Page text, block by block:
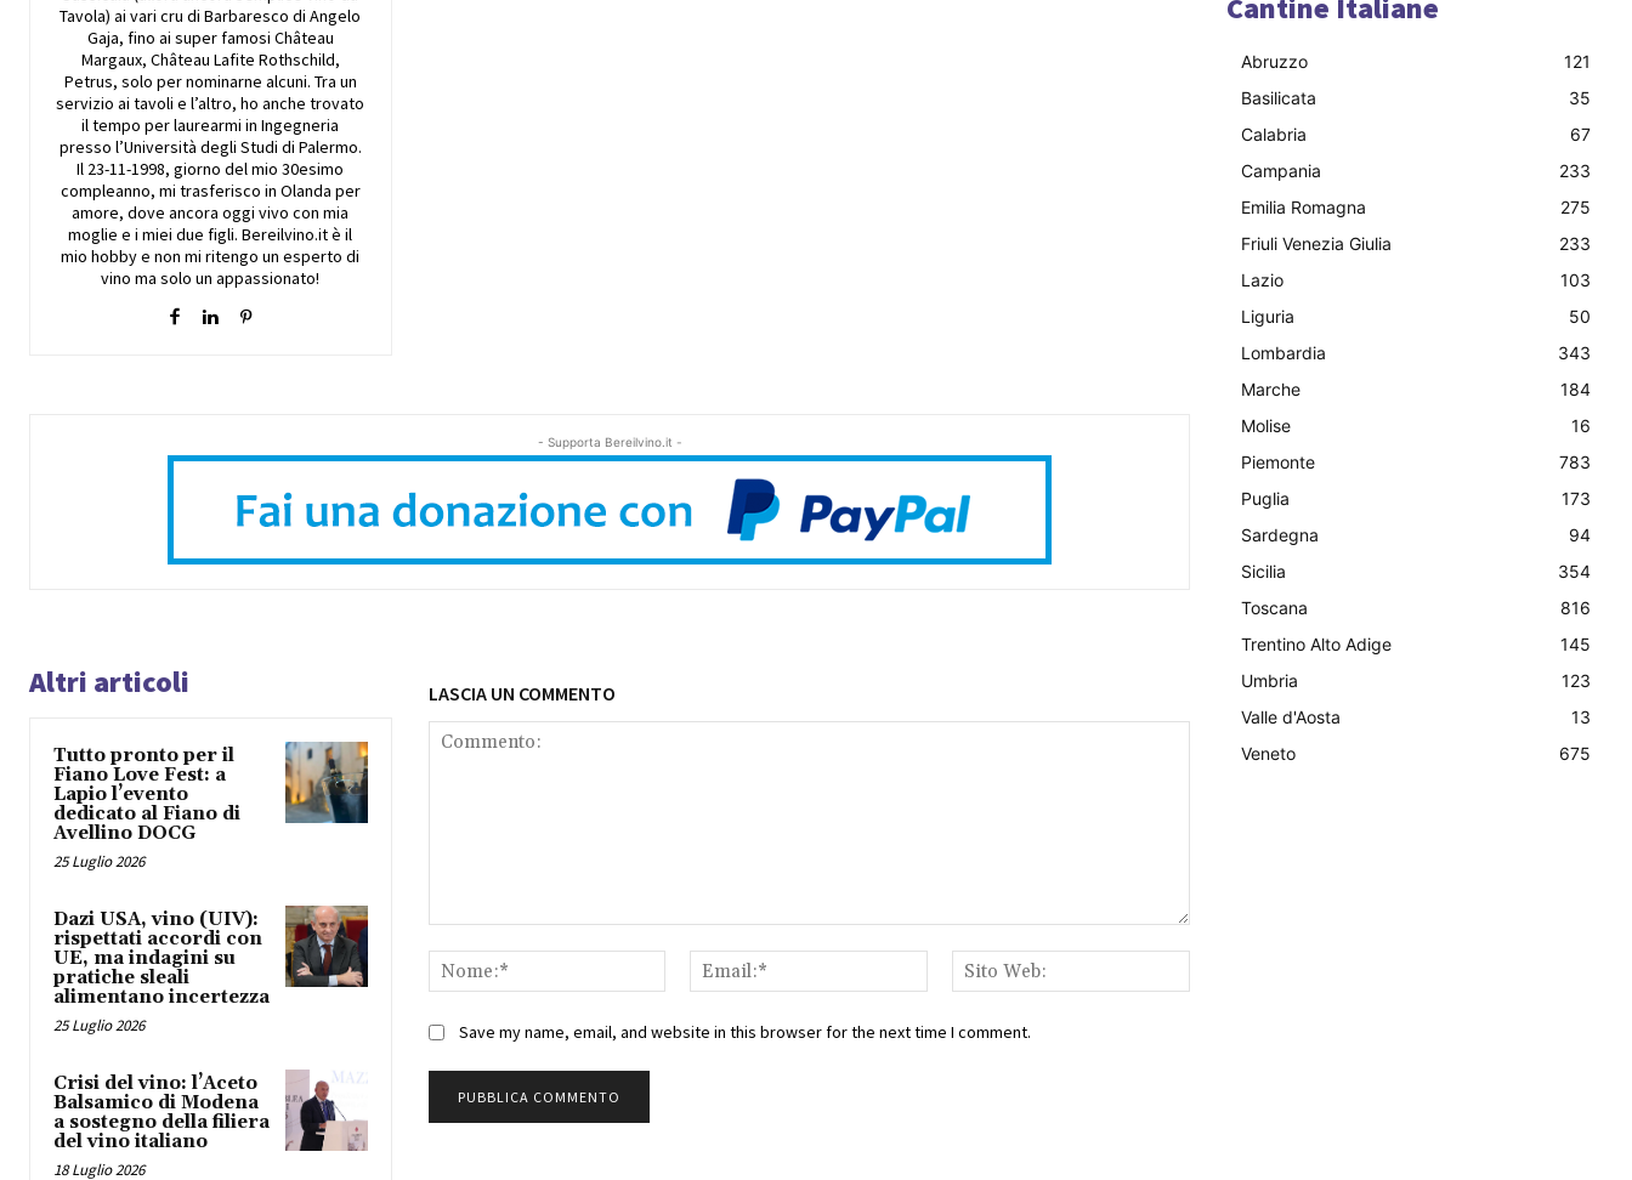
Tavola) ai vari cru di Barbaresco di Angelo
Gaja, fino ai super famosi Château
Margaux, Château Lafite Rothschild,
Petrus, solo per nominarne alcuni. Tra un
servizio ai tavoli e l’altro, ho anche trovato
il tempo per laurearmi in Ingegneria
presso l’Università degli Studi di Palermo.
Il 23-11-1998, giorno del mio 30esimo
compleanno, mi trasferisco in Olanda per
amore, dove ancora oggi vivo con mia
moglie e i miei due figli. Bereilvino.it è il
mio hobby e non mi ritengo un esperto di
vino ma solo un appassionato!
- Supporta Bereilvino.it -
Altri articoli
Tutto pronto per il
Fiano Love Fest: a
Lapio l’evento
dedicato al Fiano di
Avellino DOCG
25 Luglio 2026
Dazi USA, vino (UIV):
rispettati accordi con
UE, ma indagini su
pratiche sleali
alimentano incertezza
25 Luglio 2026
Crisi del vino: l’Aceto
Balsamico di Modena
a sostegno della filiera
del vino italiano
18 Luglio 2026
LASCIA UN COMMENTO
Nome:*
Email:*
Web:
Save my name, email, and website in this browser for the next time I comment.
Cantine Italiane
Abruzzo
121
Basilicata
35
Calabria
67
Campania
233
Emilia Romagna
275
Friuli Venezia Giulia
233
Lazio
103
Liguria
50
Lombardia
343
Marche
184
Molise
16
Piemonte
783
Puglia
173
Sardegna
94
Sicilia
354
Toscana
816
Trentino Alto Adige
145
Umbria
123
Valle d'Aosta
13
Veneto
675